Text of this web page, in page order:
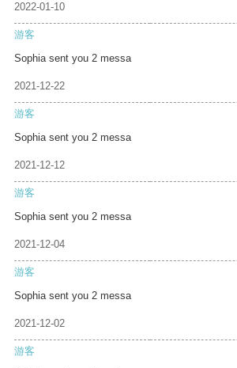
2022-01-10
游客
Sophia sent you 2 messa
2021-12-22
游客
Sophia sent you 2 messa
2021-12-12
游客
Sophia sent you 2 messa
2021-12-04
游客
Sophia sent you 2 messa
2021-12-02
游客